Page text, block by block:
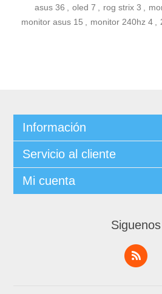
asus 36 , oled 7 , rog strix 3 ,
monitor asus 15 , monitor 240hz 4 ,
Información
Servicio al cliente
Mi cuenta
Siguenos